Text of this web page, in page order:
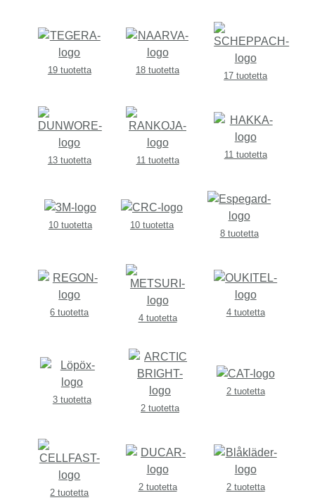
19 tuotetta 18 tuotetta
17 tuotetta
13 tuotetta 11 tuotetta
11 tuotetta
10 tuotetta
10 tuotetta
8 tuotetta
6 tuotetta
4 tuotetta
4 tuotetta
3 tuotetta
2 tuotetta
2 tuotetta
2 tuotetta
2 tuotetta 2 tuotetta